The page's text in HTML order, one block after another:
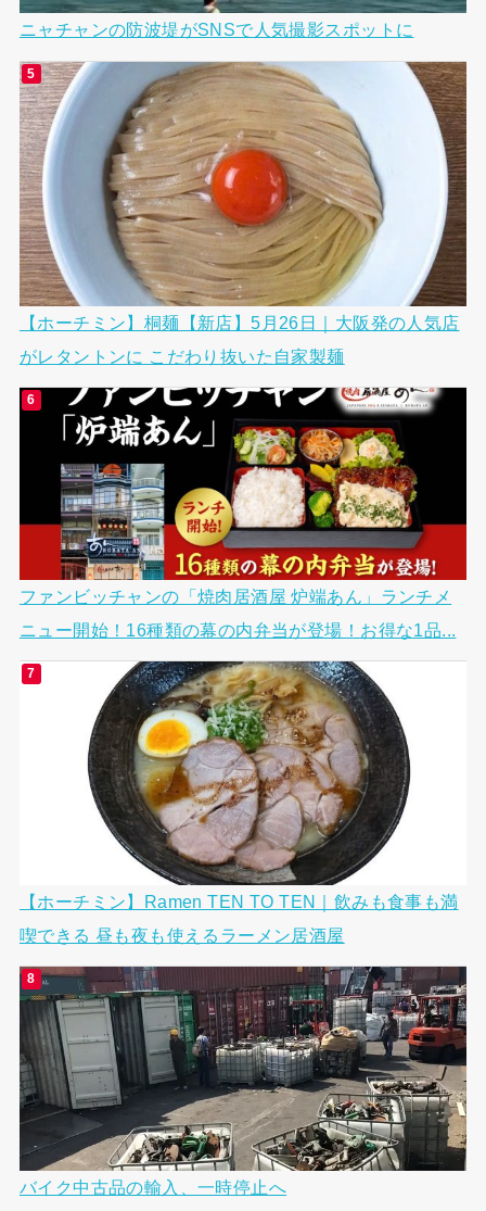
ニャチャンの防波堤がSNSで人気撮影スポットに
【ホーチミン】桐麺【新店】5月26日｜大阪発の人気店
がレタントンに こだわり抜いた自家製麺
ファンビッチャンの「焼肉居酒屋 炉端あん」ランチメ
ニュー開始！16種類の幕の内弁当が登場！お得な1品...
【ホーチミン】Ramen TEN TO TEN｜飲みも食事も満
喫できる 昼も夜も使えるラーメン居酒屋
バイク中古品の輸入、一時停止へ